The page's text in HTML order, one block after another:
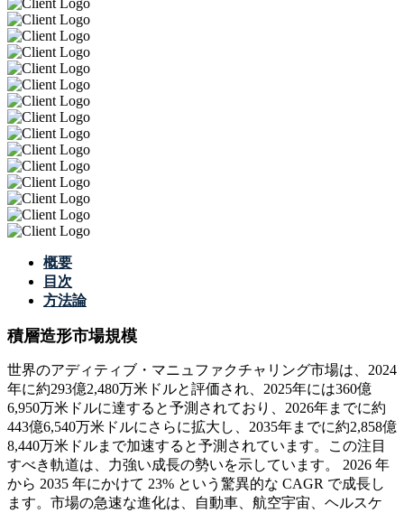
概要
目次
方法論
積層造形市場規模
世界のアディティブ・マニュファクチャリング市場は、2024
年に約293億2,480万米ドルと評価され、2025年には360億
6,950万米ドルに達すると予測されており、2026年までに約
443億6,540万米ドルにさらに拡大し、2035年までに約2,858億
8,440万米ドルまで加速すると予測されています。この注目
すべき軌道は、力強い成長の勢いを示しています。 2026 年
から 2035 年にかけて 23% という驚異的な CAGR で成長し
ます。市場の急速な進化は、自動車、航空宇宙、ヘルスケ